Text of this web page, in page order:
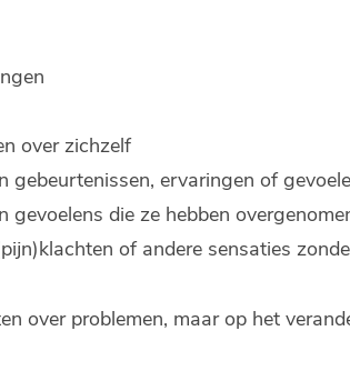
over zichzelf
gebeurtenissen, ervaringen of
gevoelens die ze hebben
of andere sensaties
over problemen, maar op het